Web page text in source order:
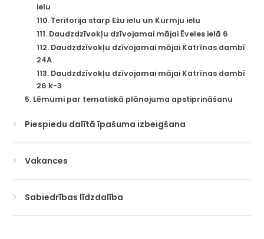
ielu
110. Teritorija starp Ežu ielu un Kurmju ielu
111. Daudzdzīvokļu dzīvojamai mājai Ēveles ielā 6
112. Daudzdzīvokļu dzīvojamai mājai Katrīnas dambī
24A
113. Daudzdzīvokļu dzīvojamai mājai Katrīnas dambī
26 k-3
5. Lēmumi par tematiskā plānojuma apstiprināšanu
Piespiedu dalītā īpašuma izbeigšana
Vakances
Sabiedrības līdzdalība